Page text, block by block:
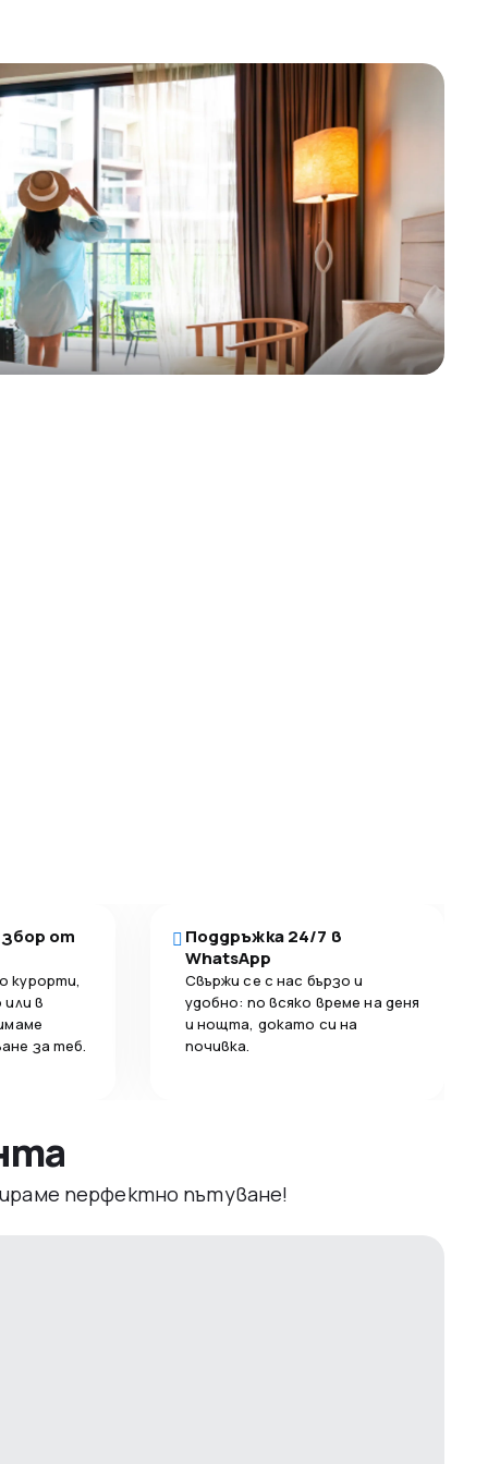
от
курорти,
в
за теб.
Поддръжка 24/7 в
WhatsApp
Свържи се с нас бързо и
удобно: по всяко време на деня
и нощта, докато си на
почивка.
перфектно пътуване!